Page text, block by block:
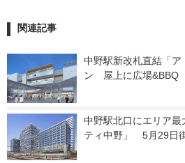
関連記事
中野駅新改札直結「
ン　屋上に広場&BBQ
中野駅北口にエリア
ティ中野」　5月29日